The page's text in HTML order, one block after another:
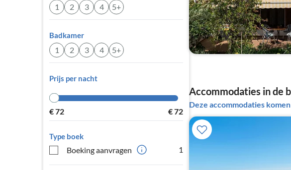
1 2 3 4 5+
Badkamer
1 2 3 4 5+
Prijs per nacht
€72 €72
Type boek
Boeking aanvragen 1
Accommodaties in de
Deze accommodaties